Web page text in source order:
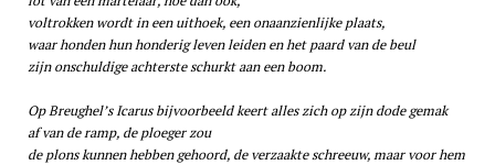
voltrokken wordt in een uithoek, een onaanzienlijke plaats,
waar honden hun honderig leven leiden en het paard van de beul
zijn onschuldige achterste schurkt aan een boom.
Op Breughel’s Icarus bijvoorbeeld keert alles zich op zijn dode gemak
af van de ramp, de ploeger zou
de plons kunnen hebben gehoord, de verzaakte schreeuw, maar voor hem